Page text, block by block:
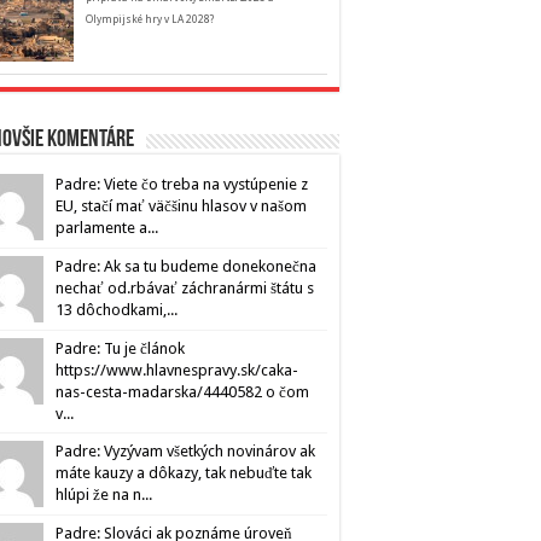
Olympijské hry v LA 2028?
komentáre
Padre: Viete čo treba na vystúpenie z
EU, stačí mať väčšinu hlasov v našom
parlamente a...
Padre: Ak sa tu budeme donekonečna
nechať od.rbávať záchranármi štátu s
13 dôchodkami,...
Padre: Tu je článok
https://www.hlavnespravy.sk/caka-
nas-cesta-madarska/4440582 o čom
v...
Padre: Vyzývam všetkých novinárov ak
máte kauzy a dôkazy, tak nebuďte tak
hlúpi že na n...
Padre: Slováci ak poznáme úroveň